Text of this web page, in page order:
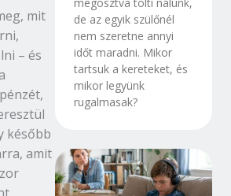
mit
– és
később
amit
de az egyik szülőnél
nem szeretne annyi
időt maradni. Mikor
tartsuk a kereteket, és
mikor legyünk
rugalmasak?